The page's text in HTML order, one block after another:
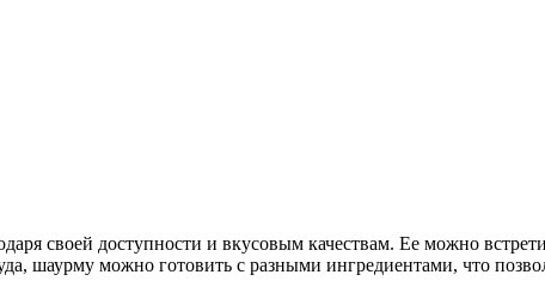
своей доступности и вкусовым качествам. Ее можно
шаурму можно готовить с разными ингредиентами, что